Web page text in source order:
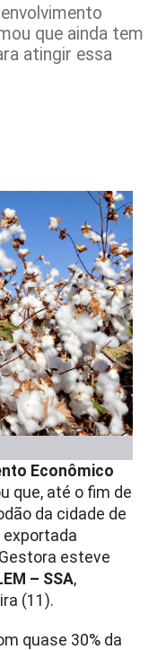
que ainda tem
atingir essa
Econômico
que, até o fim de
da cidade de
exportada
esteve
– SSA,
(11).
quase 30% da